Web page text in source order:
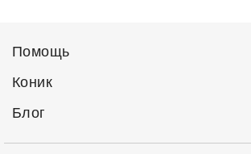
Помощь
Коник
Блог